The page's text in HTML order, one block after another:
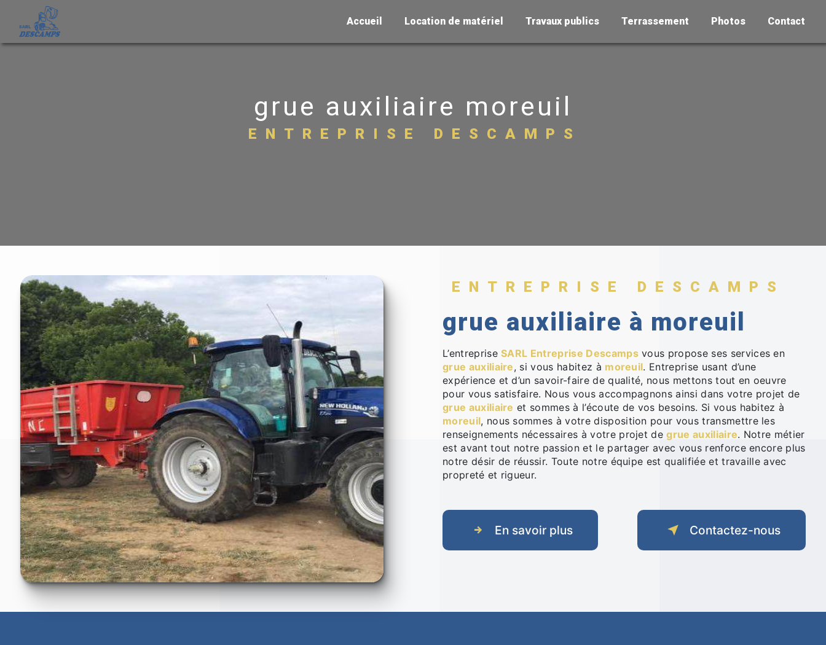
Accueil Location de matériel Travaux publics Terrassement Photos Contact
grue auxiliaire moreuil
ENTREPRISE DESCAMPS
ENTREPRISE DESCAMPS
grue auxiliaire à moreuil
L’entrepriseSARL Entreprise Descampsvous propose ses services en
grue auxiliaire, si vous habitez à moreuil. Entreprise usant d’une
expérience et d’un savoir-faire de qualité, nous mettons tout en oeuvre
pour vous satisfaire. Nous vous accompagnons ainsi dans votre projet de
grue auxiliaire et sommes à l’écoute de vos besoins. Si vous habitez à
moreuil, nous sommes à votre disposition pour vous transmettre les
renseignements nécessaires à votre projet degrue auxiliaire. Notre métier
est avant tout notre passion et le partager avec vous renforce encore plus
notre désir de réussir. Toute notre équipe est qualifiée et travaille avec
propreté et rigueur.
En savoir plus Contactez-nous
Panneau de gestion des cookies